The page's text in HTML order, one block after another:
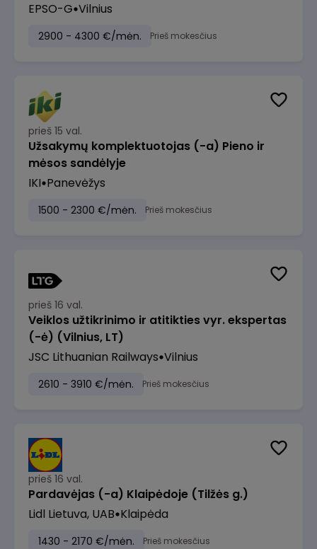
EPSO-G Vilnius
2900 - 4300 €/mėn. Prieš mokesčius
prieš 15 val.
Užsakymų komplektuotojas (-a) Pieno ir
mėsos sandėlyje
IKI Panevėžys
1500 - 2300 €/mėn. Prieš mokesčius
prieš 16 val.
Veiklos užtikrinimo ir atitikties vyr. ekspertas
(-ė) (Vilnius, LT)
JSC Lithuanian Railways Vilnius
2610 - 3910 €/mėn. Prieš mokesčius
prieš 16 val.
Pardavėjas (-a) Klaipėdoje (Tilžės g.)
Lidl Lietuva, UAB Klaipėda
1430 - 2170 €/mėn. Prieš mokesčius